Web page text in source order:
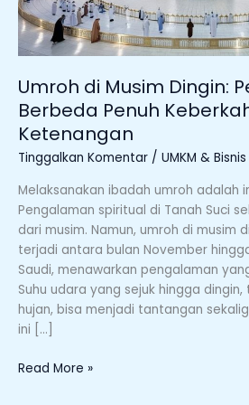
Umroh di Musim Dingin:
Berbeda Penuh
Ketenangan
Tinggalkan Komentar / UMKM &
Melaksanakan ibadah umroh adalah
Pengalaman spiritual di Tanah Suci
dari musim. Namun, umroh di musim
terjadi antara bulan November
Saudi, menawarkan pengalaman
Suhu udara yang sejuk hingga
hujan, bisa menjadi tantangan
ini […]
dan
Ketenangan
Read More »